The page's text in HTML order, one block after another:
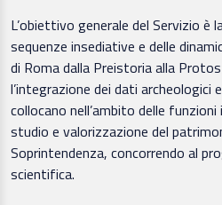
L’obiettivo generale del Servizio è
sequenze insediative e delle
di Roma dalla Preistoria alla
l’integrazione dei dati
collocano nell’ambito delle
studio e valorizzazione del
Soprintendenza, concorrendo al
scientifica.